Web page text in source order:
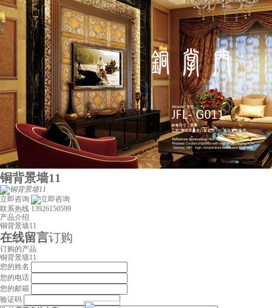
铜背景墙11
立即咨询
联系热线 13926150599
产品介绍
铜背景墙11
在线留言订购
订购的产品
铜背景墙11
您的姓名
您的电话
您的邮箱
验证码